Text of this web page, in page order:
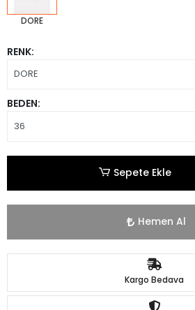
DORE
RENK:
BEDEN:
Sepete Ekle
Hemen Al
Kargo Bedava